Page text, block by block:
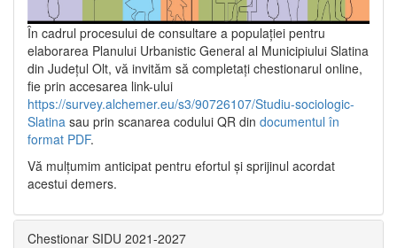
În cadrul procesului de consultare a populaţiei pentru
elaborarea Planului Urbanistic General al Municipiului Slatina
din Județul Olt, vă invităm să completați chestionarul online,
fie prin accesarea link-ului
https://survey.alchemer.eu/s3/90726107/Studiu-sociologic-
Slatina sau prin scanarea codului QR din documentul în
format PDF.
Vă mulţumim anticipat pentru efortul şi sprijinul acordat
acestui demers.
Chestionar SIDU 2021-2027